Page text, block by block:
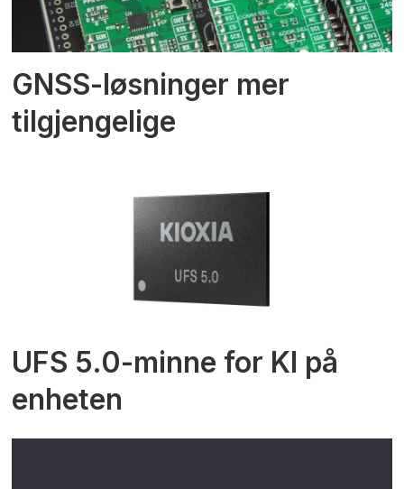
GNSS-løsninger mer
tilgjengelige
UFS 5.0-minne for KI på
enheten